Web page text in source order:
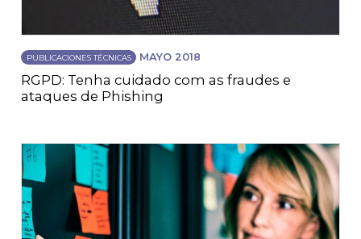
PUBLICACIONES TÉCNICAS MAYO 2018
RGPD: Tenha cuidado com as fraudes e
ataques de Phishing